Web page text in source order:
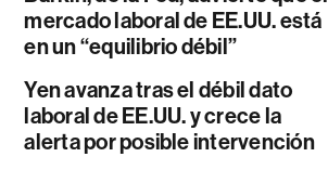
mercado laboral de EE.UU. está
en un “equilibrio débil”
Yen avanza tras el débil dato
laboral de EE.UU. y crece la
alerta por posible intervención